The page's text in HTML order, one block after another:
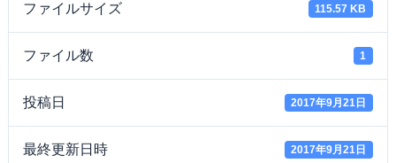
ファイルサイズ 115.57 KB
ファイル数 1
投稿日 2017年9月21日
最終更新日時 2017年9月21日